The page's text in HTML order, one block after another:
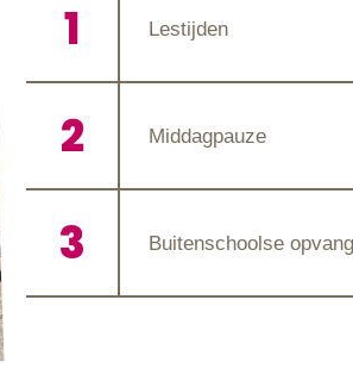
Lestijden
Middagpauze
Buitenschoolse